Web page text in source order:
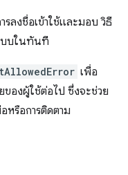
ลงชื่อเข้าใช้และมอบ วิธี
บบในทันที
เพื่อ
องผู้ใช้ต่อไป ซึ่งจะช่วย
หรือการติดตาม